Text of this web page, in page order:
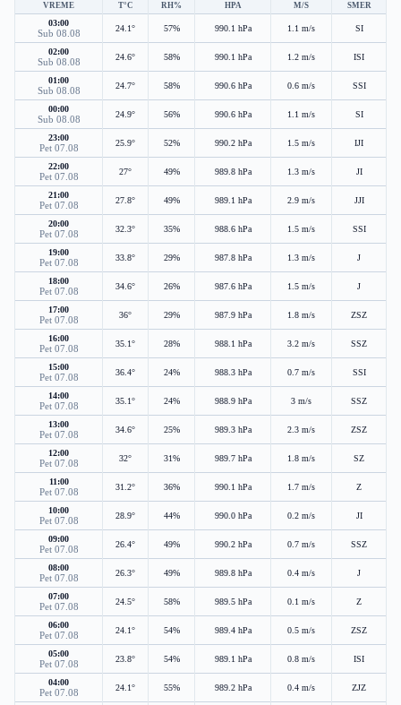
VREME T°C RH% HPA M/S SMER
03:00
Sub 08.08 24.1° 57% 990.1 hPa 1.1 m/s SI
02:00
Sub 08.08 24.6° 58% 990.1 hPa 1.2 m/s ISI
01:00
Sub 08.08 24.7° 58% 990.6 hPa 0.6 m/s SSI
00:00
Sub 08.08 24.9° 56% 990.6 hPa 1.1 m/s SI
23:00
Pet 07.08 25.9° 52% 990.2 hPa 1.5 m/s IJI
22:00
Pet 07.08 27° 49% 989.8 hPa 1.3 m/s JI
21:00
Pet 07.08 27.8° 49% 989.1 hPa 2.9 m/s JJI
20:00
Pet 07.08 32.3° 35% 988.6 hPa 1.5 m/s SSI
19:00
Pet 07.08 33.8° 29% 987.8 hPa 1.3 m/s J
18:00
Pet 07.08 34.6° 26% 987.6 hPa 1.5 m/s J
17:00
Pet 07.08 36° 29% 987.9 hPa 1.8 m/s ZSZ
16:00
Pet 07.08 35.1° 28% 988.1 hPa 3.2 m/s SSZ
15:00
Pet 07.08 36.4° 24% 988.3 hPa 0.7 m/s SSI
14:00
Pet 07.08 35.1° 24% 988.9 hPa 3 m/s SSZ
13:00
Pet 07.08 34.6° 25% 989.3 hPa 2.3 m/s ZSZ
12:00
Pet 07.08 32° 31% 989.7 hPa 1.8 m/s SZ
11:00
Pet 07.08 31.2° 36% 990.1 hPa 1.7 m/s Z
10:00
Pet 07.08 28.9° 44% 990.0 hPa 0.2 m/s JI
09:00
Pet 07.08 26.4° 49% 990.2 hPa 0.7 m/s SSZ
08:00
Pet 07.08 26.3° 49% 989.8 hPa 0.4 m/s J
07:00
Pet 07.08 24.5° 58% 989.5 hPa 0.1 m/s Z
06:00
Pet 07.08 24.1° 54% 989.4 hPa 0.5 m/s ZSZ
05:00
Pet 07.08 23.8° 54% 989.1 hPa 0.8 m/s ISI
04:00
Pet 07.08 24.1° 55% 989.2 hPa 0.4 m/s ZJZ